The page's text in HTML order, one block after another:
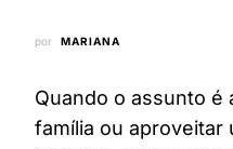
por MARIANA
Quando o assunto é
família ou aproveitar